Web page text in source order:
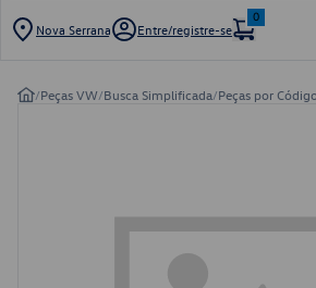
Nova Serrana Entre/registre-se
0
/Peças VW/Busca Simplificada/Peças por